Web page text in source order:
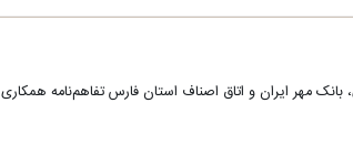
مهر ایران و اتاق اصناف استان فارس تفاهم‌نامه همکاری